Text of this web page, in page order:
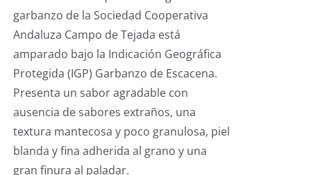
garbanzo de la Sociedad Cooperativa
Andaluza Campo de Tejada está
amparado bajo la Indicación Geográfica
Protegida (IGP) Garbanzo de Escacena.
Presenta un sabor agradable con
ausencia de sabores extraños, una
textura mantecosa y poco granulosa, piel
blanda y fina adherida al grano y una
gran finura al paladar.